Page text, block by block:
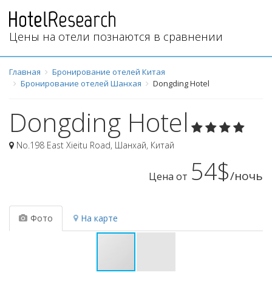
Цены на отели познаются в сравнении
Главная
Бронирование отелей Китая
Бронирование отелей Шанхая
Dongding Hotel
Dongding Hotel
No.198 East Xieitu Road, Шанхай, Китай
Цена от 54$/ночь
Фото На карте